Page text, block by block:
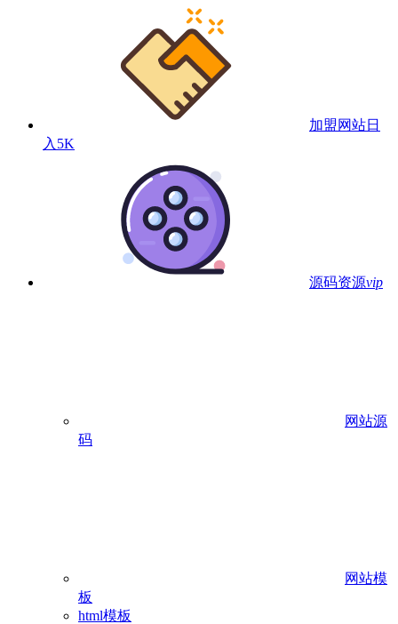
加盟网站日
入5K
源码资源vip
网站源
码
网站模
板
html模板